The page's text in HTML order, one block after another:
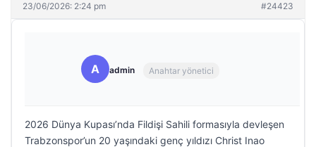
23/06/2026: 2:24 pm #24423
A admin Anahtar yönetici
2026 Dünya Kupası’nda Fildişi Sahili formasıyla devleşen
Trabzonspor’un 20 yaşındaki genç yıldızı Christ Inao